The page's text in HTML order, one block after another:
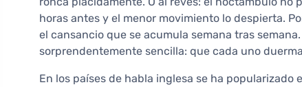
horas antes y el menor movimiento lo despierta.
el cansancio que se acumula semana tras
sorprendentemente sencilla: que cada uno
En los países de habla inglesa se ha popularizado